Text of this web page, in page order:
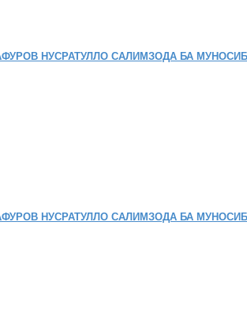
НУСРАТУЛЛО САЛИМЗОДА БА
НУСРАТУЛЛО САЛИМЗОДА БА